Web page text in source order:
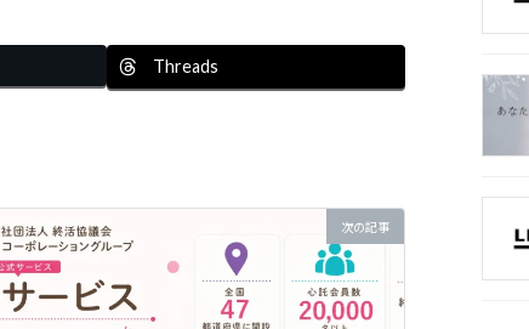
Threads
次の記事